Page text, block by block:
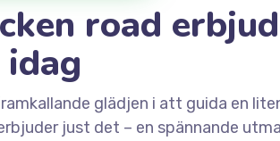
road
glädjen i att guida en
just det – en spännande